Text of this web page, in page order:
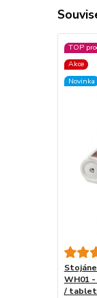
TOP
Akce
Novinka
WH01
/ tablet